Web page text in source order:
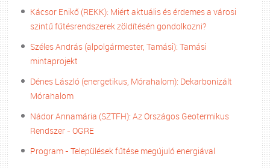
Kácsor Enikő (REKK): Miért aktuális és érdemes a városi
szintű fűtésrendszerek zöldítésén gondolkozni?
Széles András (alpolgármester, Tamási): Tamási
mintaprojekt
Dénes László (energetikus, Mórahalom): Dekarbonizált
Mórahalom
Nádor Annamária (SZTFH): Az Országos Geotermikus
Rendszer - OGRE
Program - Települések fűtése megújuló energiával